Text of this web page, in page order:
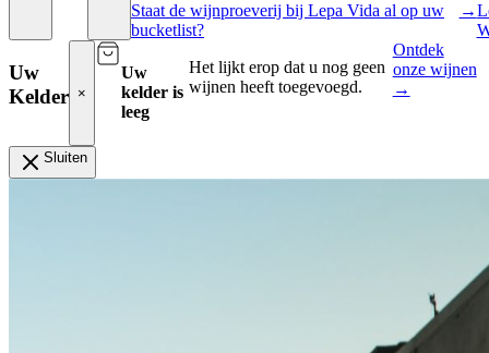
Staat de wijnproeverij bij Lepa Vida al op uw
bucketlist?
→
Uw
Kelder ×
Uw
kelder is
leeg
Het lijkt erop dat u nog geen
wijnen heeft toegevoegd.
Ontdek
onze wijnen
→
Sluiten